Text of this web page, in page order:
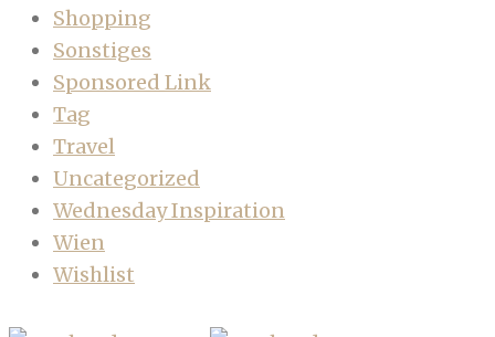
Shopping
Sonstiges
Sponsored Link
Tag
Travel
Uncategorized
Wednesday Inspiration
Wien
Wishlist